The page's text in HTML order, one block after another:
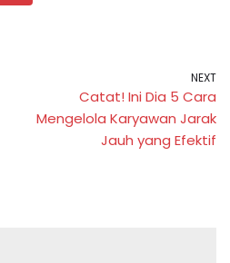
NEXT
Catat! Ini Dia 5 Cara
Mengelola Karyawan Jarak
Jauh yang Efektif